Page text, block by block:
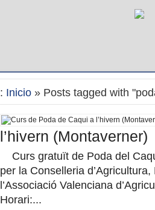
: Inicio » Posts tagged with
l’hivern (Montaverner)
Curs gratuït de Poda del
per la Conselleria
l’Associació Valenciana
Horari:...